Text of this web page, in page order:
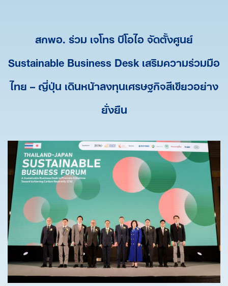
สกพอ. ร่วม เจโทร บีโอไอ จัดตั้งศูนย์
Sustainable Business Desk เสริมความร่วมมือ
ไทย – ญี่ปุ่น เดินหน้าลงทุนเศรษฐกิจสีเขียวอย่าง
ยั่งยืน